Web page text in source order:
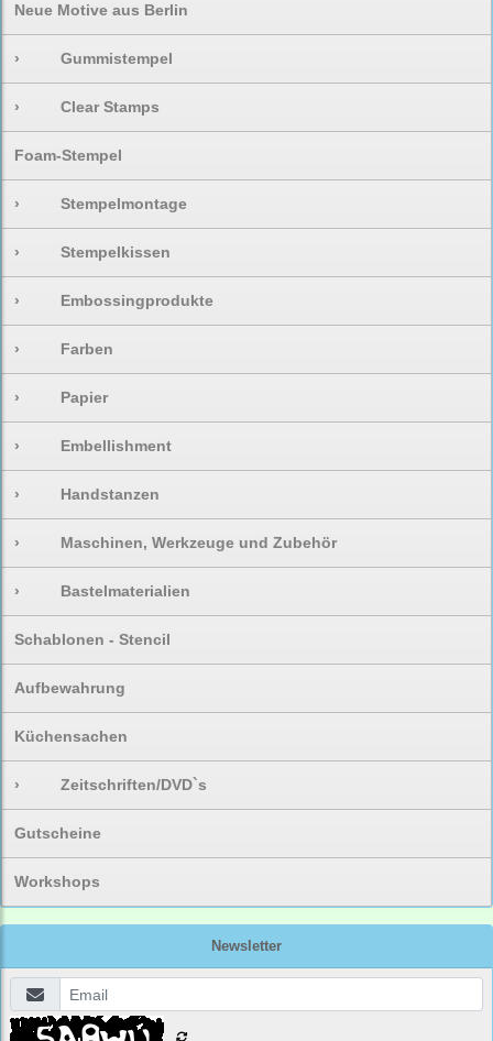
Neue Motive aus Berlin
› Gummistempel
› Clear Stamps
Foam-Stempel
› Stempelmontage
› Stempelkissen
› Embossingprodukte
› Farben
› Papier
› Embellishment
› Handstanzen
› Maschinen, Werkzeuge und Zubehör
› Bastelmaterialien
Schablonen - Stencil
Aufbewahrung
Küchensachen
› Zeitschriften/DVD`s
Gutscheine
Workshops
Newsletter